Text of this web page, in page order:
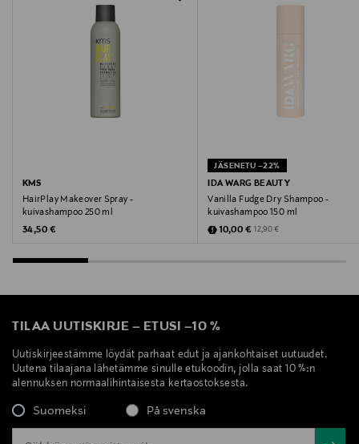
Digitaalinen osoite
info@aspirebrands.fi
kuivashampoo, herkkä hiuspohja, hajusteeton,
KMS
HairPlay Makeover Spray -
kuivashampoo 250 ml
Original Price
34,50 €
JÄSENETU –22%
IDA WARG BEAUTY
Vanilla Fudge Dry Shampoo -
kuivashampoo 150 ml
Discounted Price
10,00 € Original Price
12,90 €
TILAA UUTISKIRJE – ETUSI –10 %
Uutiskirjeestämme löydät parhaat edut ja ajankohtaiset uutuudet.
Uutena tilaajana lähetämme sinulle etukoodin, jolla saat 10 %:n
alennuksen normaalihintaisesta kertaostoksesta.
Suomeksi På svenska